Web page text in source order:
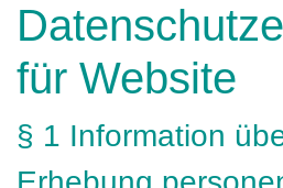
für Website
§ 1 Information